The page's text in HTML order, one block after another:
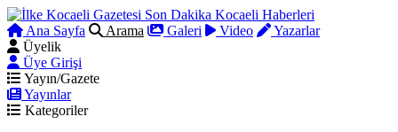
Ana Sayfa Arama Galeri Video
Yazarlar
Üyelik
Üye Girişi
Yayın/Gazete
Yayınlar
Kategoriler